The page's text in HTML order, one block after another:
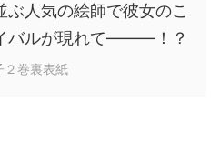
人気の絵師で彼女のこ
バルが現れて―――！？
２巻裏表紙